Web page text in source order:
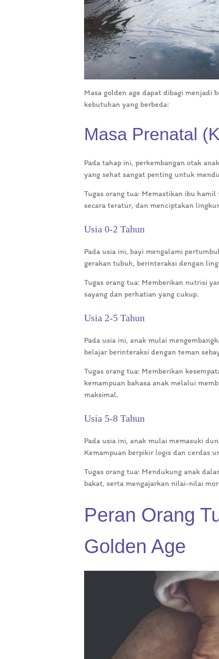
Masa golden age dapat dibagi menjadi
kebutuhan yang berbeda:
Masa Prenatal
Pada tahap ini, perkembangan otak
yang sehat sangat penting untuk
Tugas orang tua: Memastikan ibu
secara teratur, dan menciptakan
Usia 0-2 Tahun
Pada usia ini, bayi mengalami
gerakan tubuh, berinteraksi dengan
Tugas orang tua: Memberikan nutrisi
sayang dan perhatian yang cukup.
Usia 2-5 Tahun
Pada usia ini, anak mulai
belajar berinteraksi dengan teman
Tugas orang tua: Memberikan
kemampuan bahasa anak melalui
maksimal.
Usia 5-8 Tahun
Pada usia ini, anak mulai memasuki
Kemampuan berpikir logis dan cerdas
Tugas orang tua: Mendukung anak
bakat, serta mengajarkan nilai-nilai
Peran Orang
Golden Age